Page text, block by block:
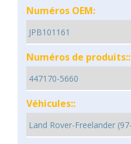
Numéros OEM:
Numéros de produits::
Véhicules::